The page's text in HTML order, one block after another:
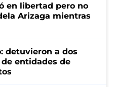
en libertad pero no
Arizaga mientras
detuvieron a dos
entidades de